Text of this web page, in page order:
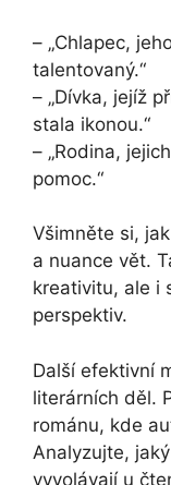
– „Chlapec,
talentovaný.“
– „Dívka, jejíž
stala ikonou.“
– „Rodina,
pomoc.“
Všimněte si,
a nuance vět.
kreativitu, ale i
perspektiv.
Další efektivní
literárních děl.
románu, kde
Analyzujte,
vyvolávají u